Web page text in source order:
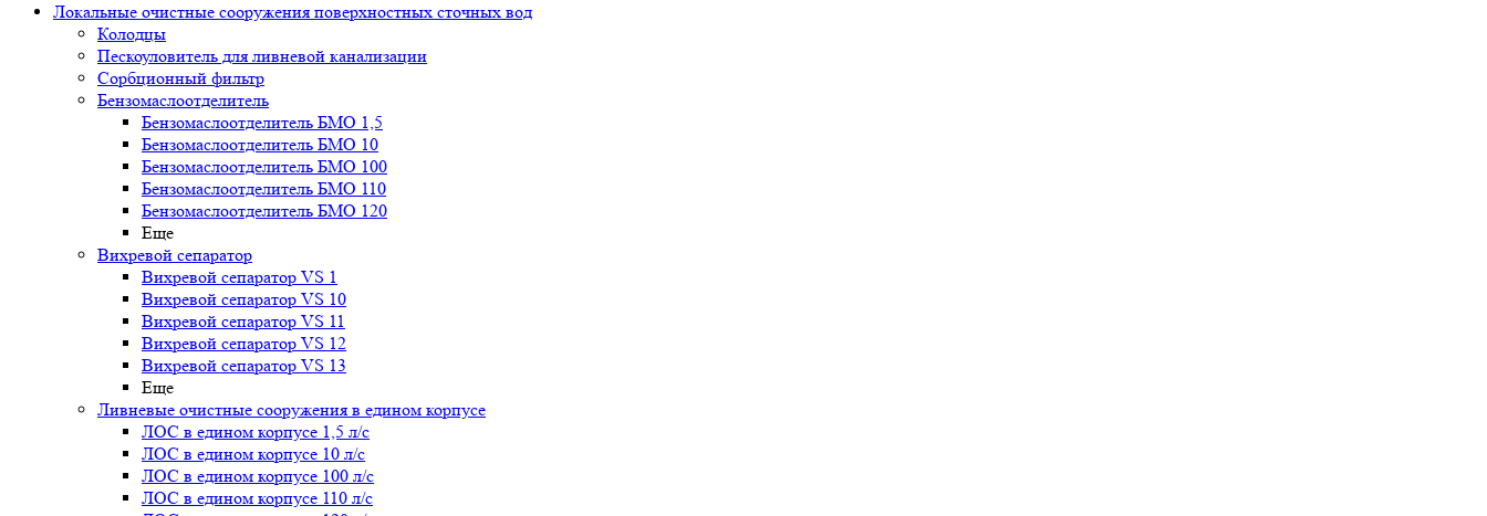
Локальные очистные сооружения поверхностных сточных вод
Колодцы
Пескоуловитель для ливневой канализации
Сорбционный фильтр
Бензомаслоотделитель
Бензомаслоотделитель БМО 1,5
Бензомаслоотделитель БМО 10
Бензомаслоотделитель БМО 100
Бензомаслоотделитель БМО 110
Бензомаслоотделитель БМО 120
Еще
Вихревой сепаратор
Вихревой сепаратор VS 1
Вихревой сепаратор VS 10
Вихревой сепаратор VS 11
Вихревой сепаратор VS 12
Вихревой сепаратор VS 13
Еще
Ливневые очистные сооружения в едином корпусе
ЛОС в едином корпусе 1,5 л/с
ЛОС в едином корпусе 10 л/с
ЛОС в едином корпусе 100 л/с
ЛОС в едином корпусе 110 л/с